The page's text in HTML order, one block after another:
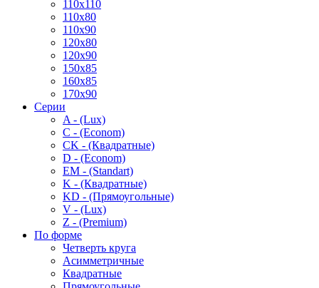
110x110
110x80
110x90
120x80
120x90
150x85
160x85
170x90
Серии
A - (Lux)
C - (Econom)
CK - (Квадратные)
D - (Econom)
EM - (Standart)
K - (Квадратные)
KD - (Прямоугольные)
V - (Lux)
Z - (Premium)
По форме
Четверть круга
Асимметричные
Квадратные